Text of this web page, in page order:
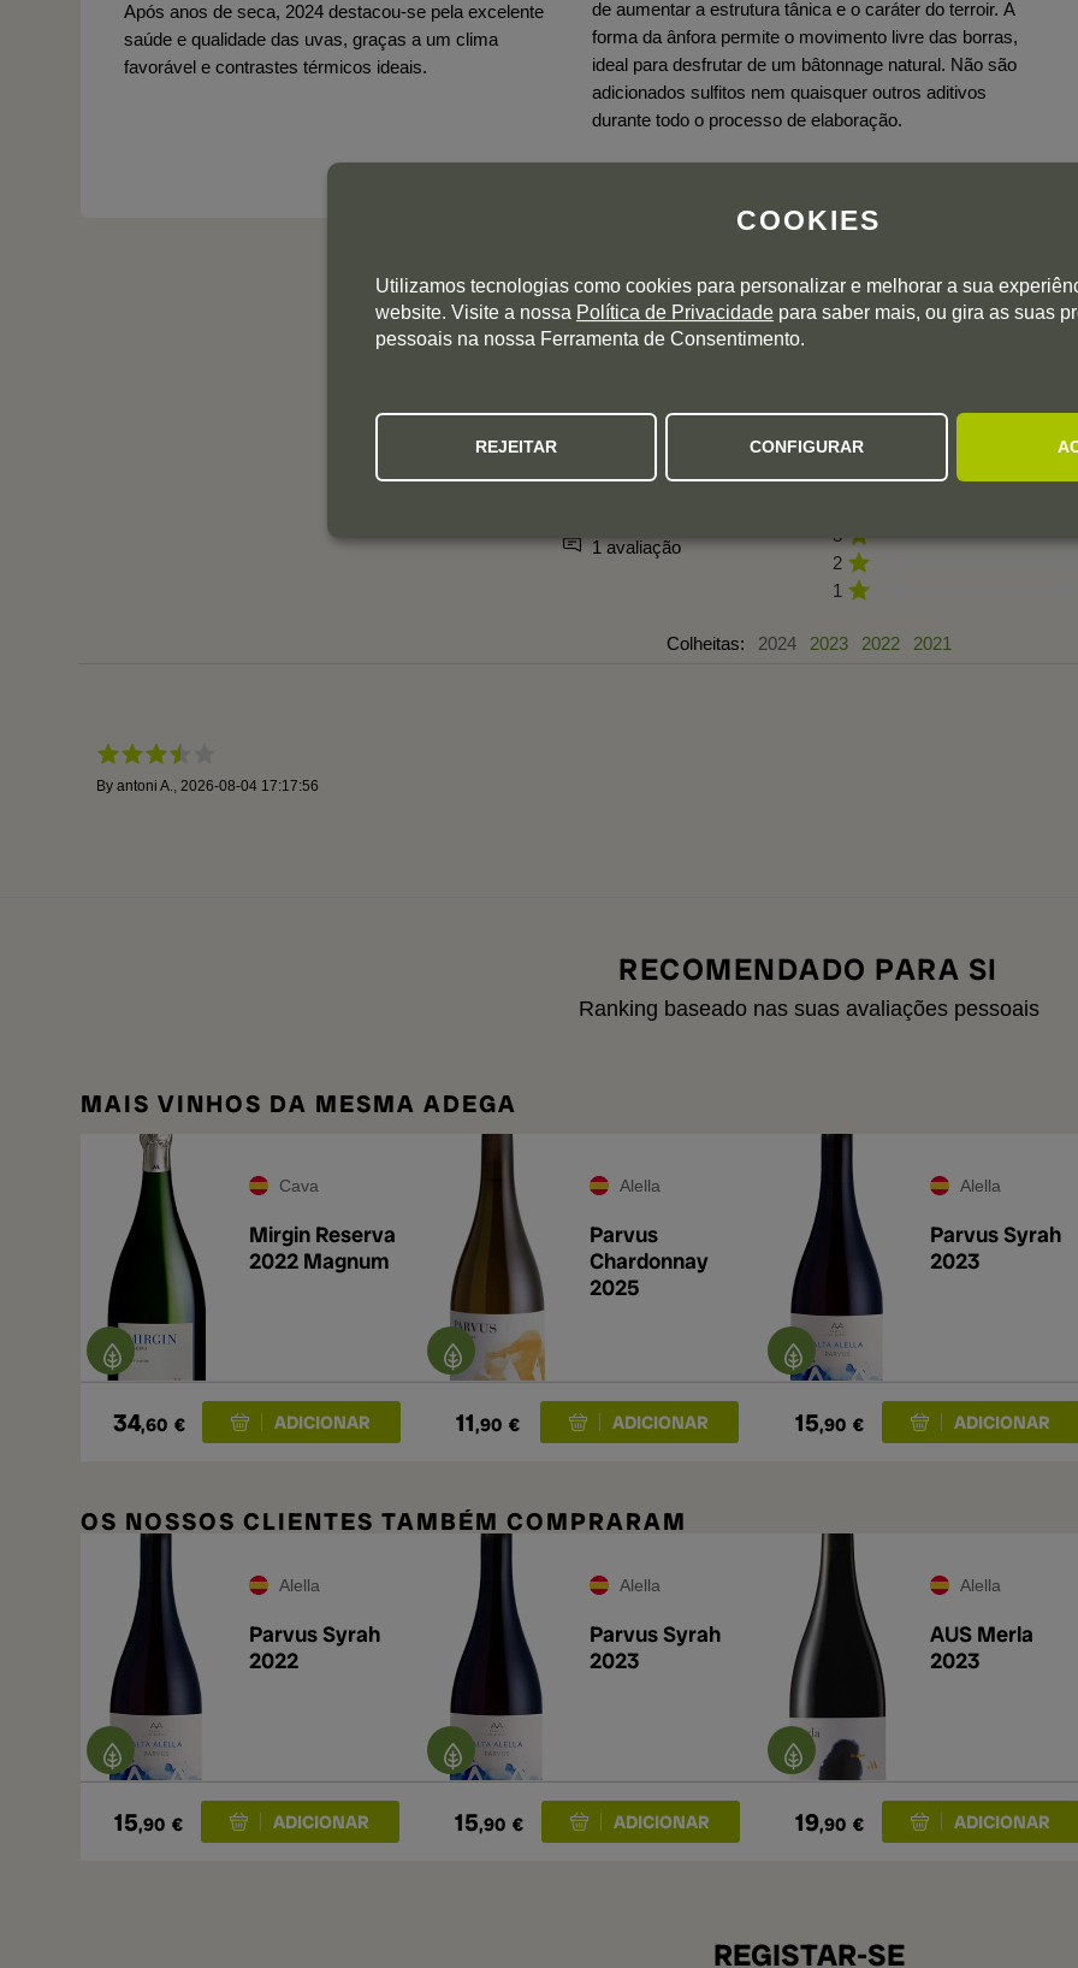
Após anos de seca, 2024 destacou-se pela excelente
saúde e qualidade das uvas, graças a um clima
favorável e contrastes térmicos ideais.
de aumentar a estrutura tânica e o caráter do terroir. A
forma da ânfora permite o movimento livre das borras,
ideal para desfrutar de um bâtonnage natural. Não são
adicionados sulfitos nem quaisquer outros aditivos
durante todo o processo de elaboração.
3,5
1 avaliação
5
3
2
1
Colheitas: 2024 2023 2022 2021
By antoni A., 2026-08-04 17:17:56
RECOMENDADO PARA SI
Ranking baseado nas suas avaliações pessoais
MAIS VINHOS DA MESMA ADEGA
Cava
Mirgin Reserva
2022 Magnum
34,60 €
Alella
Parvus
Chardonnay
2025
11,90 €
Alella
Parvus Syrah
2023
15,90 €
OS NOSSOS CLIENTES TAMBÉM COMPRARAM
Alella
Parvus Syrah
2022
15,90 €
Alella
Parvus Syrah
2023
15,90 €
Alella
AUS Merla
2023
19,90 €
REGISTAR-SE
COOKIES
Utilizamos tecnologias como cookies para personalizar e melhorar a sua
website. Visite a nossa Política de Privacidade para saber mais, ou gira as suas
pessoais na nossa Ferramenta de Consentimento.
REJEITAR CONFIGURAR